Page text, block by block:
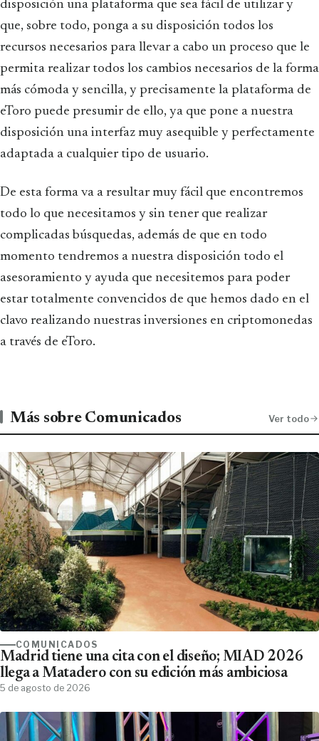
disposición una plataforma que sea fácil de utilizar y
que, sobre todo, ponga a su disposición todos los
recursos necesarios para llevar a cabo un proceso que le
permita realizar todos los cambios necesarios de la forma
más cómoda y sencilla, y precisamente la plataforma de
eToro puede presumir de ello, ya que pone a nuestra
disposición una interfaz muy asequible y perfectamente
adaptada a cualquier tipo de usuario.
De esta forma va a resultar muy fácil que encontremos
todo lo que necesitamos y sin tener que realizar
complicadas búsquedas, además de que en todo
momento tendremos a nuestra disposición todo el
asesoramiento y ayuda que necesitemos para poder
estar totalmente convencidos de que hemos dado en el
clavo realizando nuestras inversiones en criptomonedas
a través de eToro.
Más sobre Comunicados Ver todo
COMUNICADOS
Madrid tiene una cita con el diseño; MIAD 2026
llega a Matadero con su edición más ambiciosa
5 de agosto de 2026